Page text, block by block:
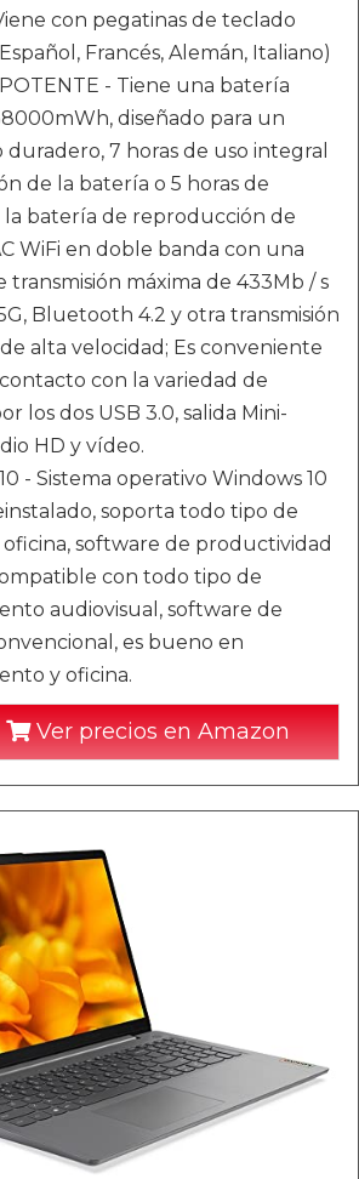
con pegatinas de teclado
Francés, Alemán, Italiano)
- Tiene una batería
diseñado para un
7 horas de uso integral
de la batería o 5 horas de
batería de reproducción de
WiFi en doble banda con una
transmisión máxima de 433Mb / s
Bluetooth 4.2 y otra transmisión
alta velocidad; Es conveniente
con la variedad de
los dos USB 3.0, salida Mini-
HD y vídeo.
- Sistema operativo Windows 10
soporta todo tipo de
software de productividad
con todo tipo de
audiovisual, software de
es bueno en
y oficina.
Ver precios en Amazon